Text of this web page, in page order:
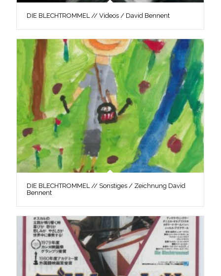
DIE BLECHTROMMEL // Videos / David Bennent
DIE BLECHTROMMEL // Sonstiges / Zeichnung David
Bennent